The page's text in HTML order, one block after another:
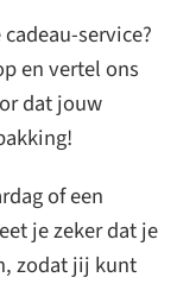
service?
en vertel ons
dat jouw
of een
je zeker dat je
zodat jij kunt